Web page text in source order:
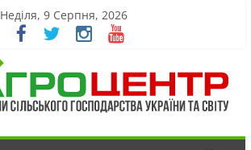
Неділя, 9 Серпня, 2026